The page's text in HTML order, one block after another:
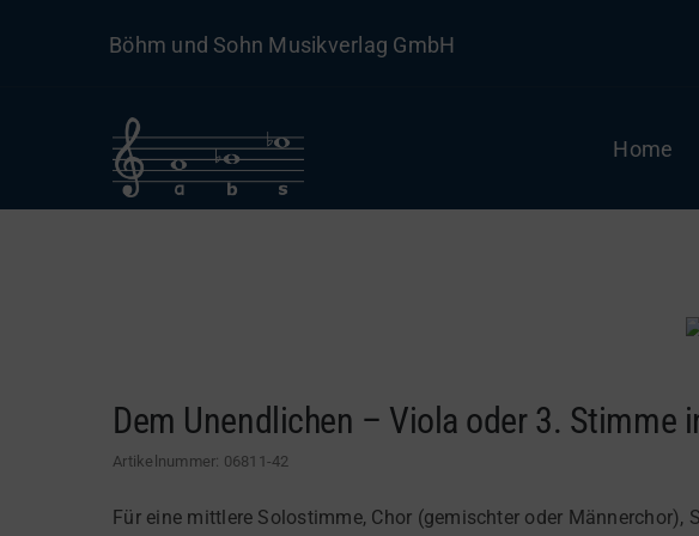
Böhm und Sohn Musikverlag GmbH
Home
Dem Unendlichen – Viola oder 3. Stimme
Artikelnummer: 06811-42
Für eine mittlere Solostimme, Chor (gemischter oder